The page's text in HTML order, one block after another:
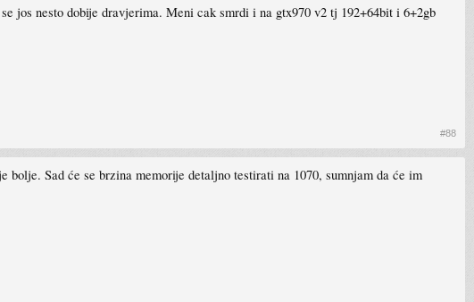
jos nesto dobije dravjerima. Meni cak smrdi i na gtx970 v2 tj 192+64bit i 6+2gb
#88
Sad će se brzina memorije detaljno testirati na 1070, sumnjam da će im